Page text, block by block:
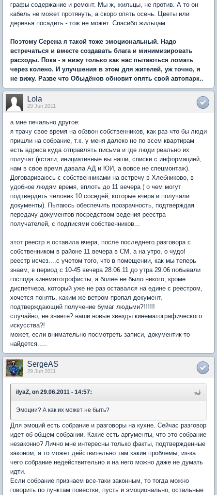
графы содержание и ремонт. Мы ж, жильцы, не против. А то он
кабель не может протянуть, а скоро опять осень. Цветы или
деревья посадить - тож не может. Спасибо жильцам.
Поэтому Сережа я такой тоже эмоциональный. Надо
встречаться и вместе создавать блага и минимизировать
расходы. Пока - я вижу только как нас пытаються ломать
через колено. И улучшения в этом для жителей, уж точно, я
не вижу. Разве что Обыдёнов обновит опять свой автопарк..
Lola
29 Jun 2011
а мне печально другое:
я трачу свое время на обзвон собственников, как раз что бы люди
пришли на собрание, т.к. у меня далеко не по всем квартирам
есть адреса куда отправлять письма и где люди реально их
получат (кстати, инициативные вы наши, списки с информацией,
нам в свое время давала АД и ЮИ, а вовсе не спецмонтаж).
Договариваюсь с собственниками на встречу в Хлебниково, в
удобное людям время, вплоть до 11 вечера ( о чем могут
подтвердить человек 10 соседей, которые вчера и получали
документы). Пытаюсь обеспечить прозрачность, подтверждая
передачу документов посредством ведения реестра
получателей, с подписями собственников...
этот реестр я оставила вчера, после последнего разговора с
собственником в районе 11 вечера в СМ, а на утро, о чудо!
реестр исчез....с учетом того, что в помещении, как мы теперь
знаем, в период с 10-45 вечера 28.06.11 до утра 29.06 побывали
господа кинематогрофисты, а более не было никого, кроме
диспетчера, который уже не раз оставался на едине с реестром,
хочется понять, каким же ветром пропал документ,
подтверждающий получение бумаг людьми?!!!!!!
случайно, не знаете? наши новые звезды кинематографического
искусства?!
может, если внимательно посмотреть записи, документик-то
найдется.....
SergeAS
29 Jun 2011
ilyaZ, on 29.06.2011 - 14:57:
Эмоции? А как их может не быть?
Для эмоций есть собрание и разговоры на кухне. Сейчас разговор
идет об общем собрании. Какие есть аргументы, что это собрание
незаконно? Лично мне интересны только факты, подтвержденные
законом, а то может действительно там какие проблемы, из-за
чего собрание недействительно и на него можно даже не думать
идти.
Если собрание признаем все-таки законным, то тогда можно
говорить по пунктам повестки, пусть и эмоционально, остальные